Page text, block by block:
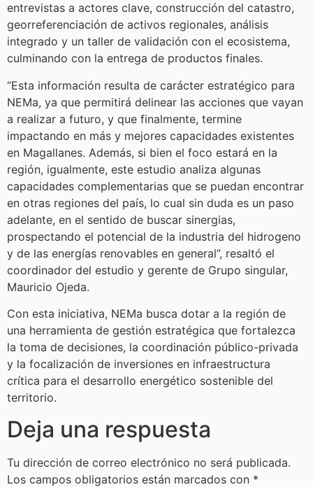
entrevistas a actores clave, construcción del catastro,
georreferenciación de activos regionales, análisis
integrado y un taller de validación con el ecosistema,
culminando con la entrega de productos finales.
“Esta información resulta de carácter estratégico para
NEMa, ya que permitirá delinear las acciones que vayan
a realizar a futuro, y que finalmente, termine
impactando en más y mejores capacidades existentes
en Magallanes. Además, si bien el foco estará en la
región, igualmente, este estudio analiza algunas
capacidades complementarias que se puedan encontrar
en otras regiones del país, lo cual sin duda es un paso
adelante, en el sentido de buscar sinergias,
prospectando el potencial de la industria del hidrogeno
y de las energías renovables en general”, resaltó el
coordinador del estudio y gerente de Grupo singular,
Mauricio Ojeda.
Con esta iniciativa, NEMa busca dotar a la región de
una herramienta de gestión estratégica que fortalezca
la toma de decisiones, la coordinación público-privada
y la focalización de inversiones en infraestructura
crítica para el desarrollo energético sostenible del
territorio.
Deja una respuesta
Tu dirección de correo electrónico no será publicada.
Los campos obligatorios están marcados con *